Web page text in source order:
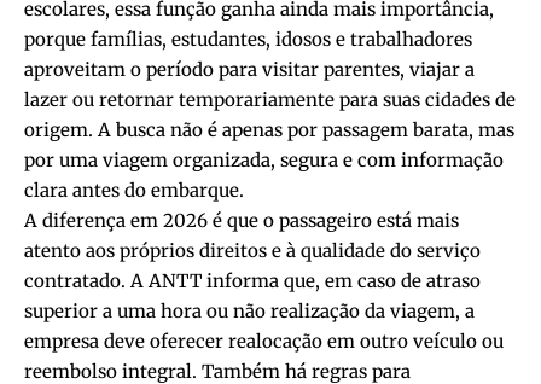
escolares, essa função ganha ainda mais importância,
porque famílias, estudantes, idosos e trabalhadores
aproveitam o período para visitar parentes, viajar a
lazer ou retornar temporariamente para suas cidades de
origem. A busca não é apenas por passagem barata, mas
por uma viagem organizada, segura e com informação
clara antes do embarque.
A diferença em 2026 é que o passageiro está mais
atento aos próprios direitos e à qualidade do serviço
contratado. A ANTT informa que, em caso de atraso
superior a uma hora ou não realização da viagem, a
empresa deve oferecer realocação em outro veículo ou
reembolso integral. Também há regras para